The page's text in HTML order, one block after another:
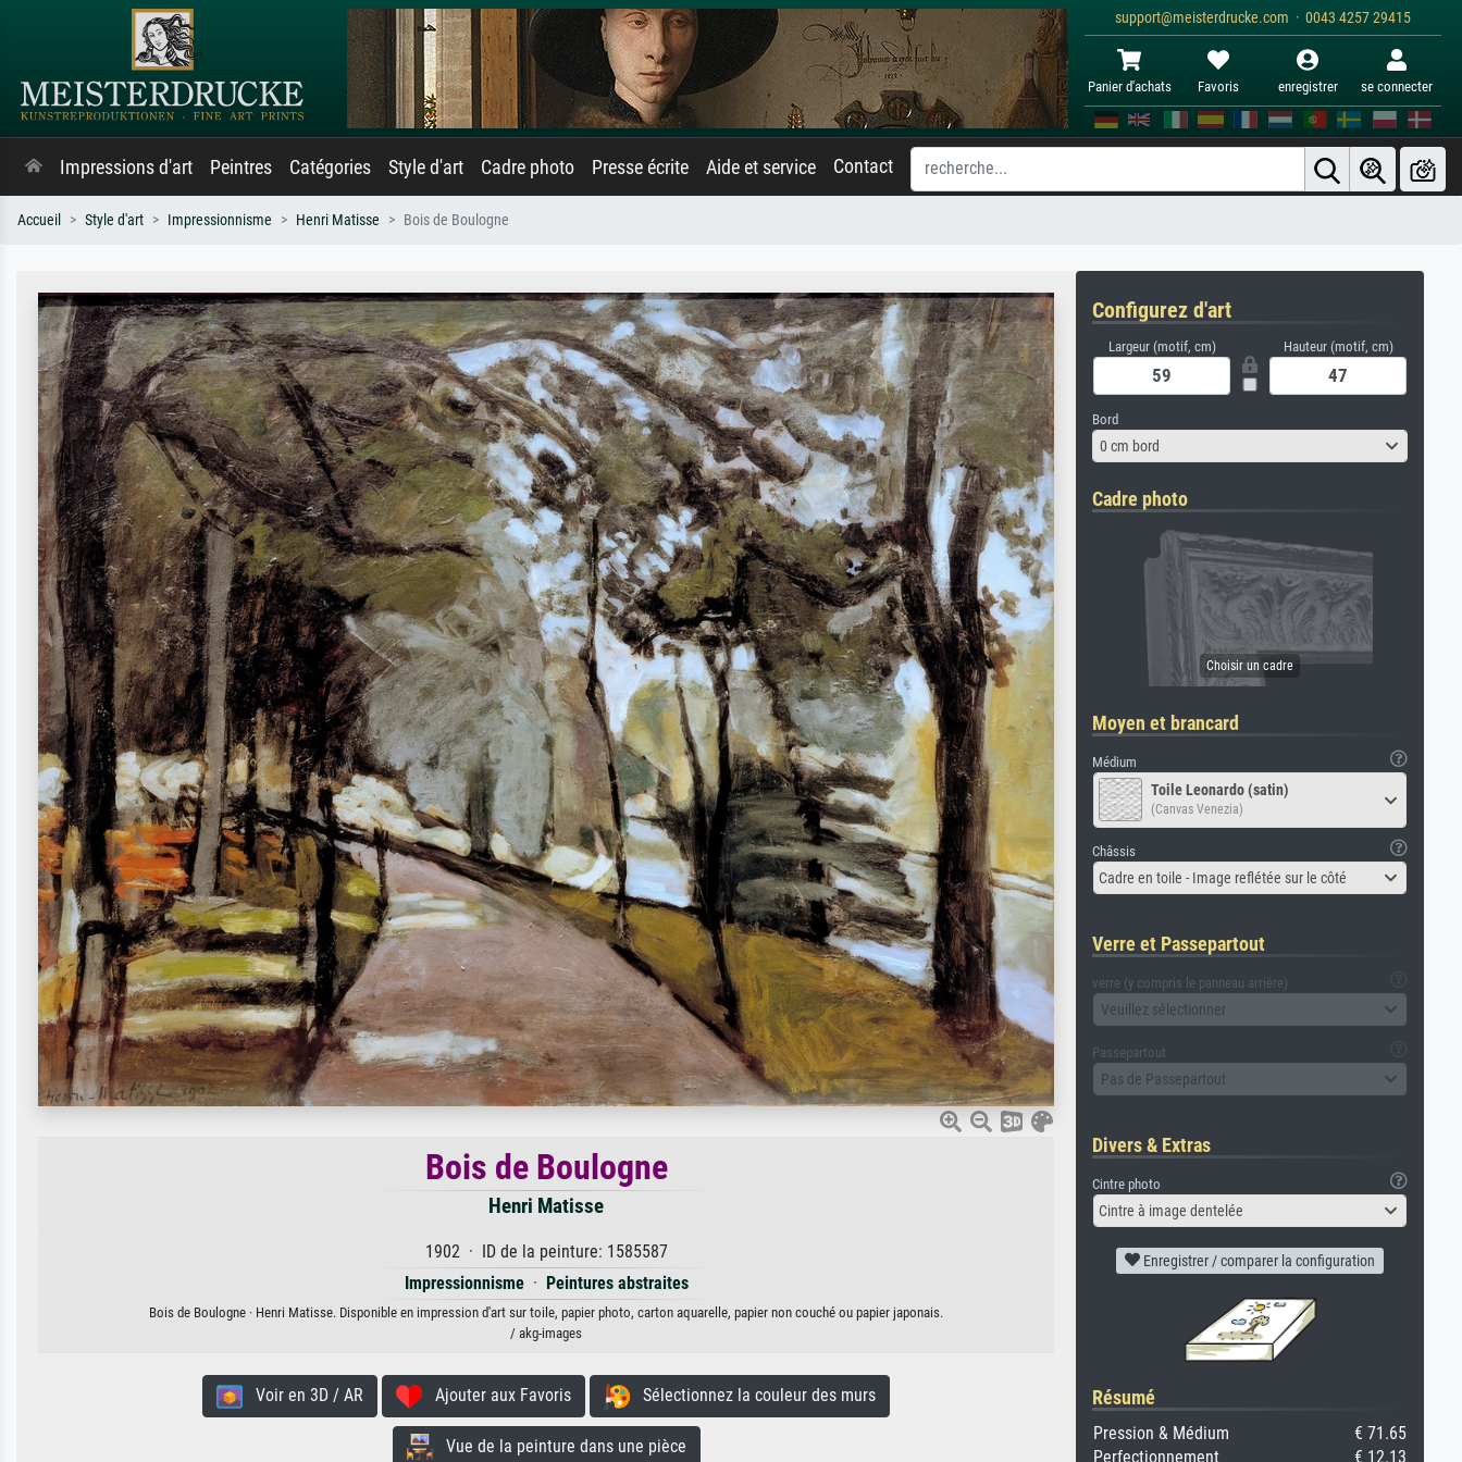
support@meisterdrucke.com · 0043 4257 29415
Panier d'achats Favoris enregistrer se connecter
Impressions d'art Peintres Catégories Style d'art Cadre photo Presse écrite Aide et service Contact
Accueil Style d'art Impressionnisme Henri Matisse Bois de Boulogne
Bois de Boulogne
Henri Matisse
1902 · ID de la peinture: 1585587
Impressionnisme· Peintures abstraites
Bois de Boulogne · Henri Matisse. Disponible en impression d'art sur toile, papier photo, carton aquarelle, papier non couché ou papier japonais.
/ akg-images
Voir en 3D / AR Ajouter aux Favoris Sélectionnez la couleur des murs
Vue de la peinture dans une pièce
Configurez d'art
Largeur (motif, cm) Hauteur (motif, cm)
Bord
0 cm bord
Cadre photo
Moyen et brancard
Médium
Toile Leonardo (satin)
(Canvas Venezia)
Châssis
Cadre en toile - Image reflétée sur le côté
Verre et Passepartout
verre (y compris le panneau arrière)
Veuillez sélectionner
Passepartout
Pas de Passepartout
Divers & Extras
Cintre photo
Cintre à image dentelée
Enregistrer / comparer la configuration
Résumé
Pression & Médium
€ 71.65
Perfectionnement
€ 12.13